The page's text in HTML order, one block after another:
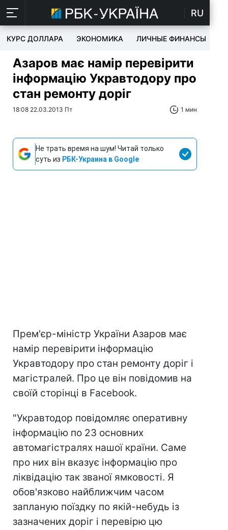
RU
КУРС ДОЛЛАРА ЭКОНОМИКА ЛИЧНЫЕ ФИНАНСЫ
Азаров має намір перевірити
інформацію Укравтодору про
стан ремонту доріг
18:08 22.03.2013 Пт 1 мин
Не трать время на шум! Читай только
суть из РБК-Украина в Google
Прем'єр-міністр України Азаров має
намір перевірити інформацію
Укравтодору про стан ремонту доріг і
магістралей. Про це він повідомив на
своїй сторінці в Facebook.
"Укравтодор повідомляє оперативну
інформацію по 23 основних
автомагістралях нашої країни. Саме
про них він вказує інформацію про
ліквідацію так званої ямковості. Я
обов'язково найближчим часом
запланую поїздку по якій-небудь із
зазначених доріг і перевірю цю